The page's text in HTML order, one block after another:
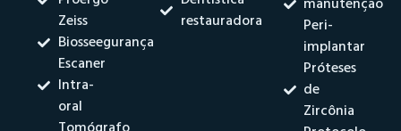
Zeiss
Biosseegurança
Escaner
Intra-
oral
restauradora
Peri-
implantar
Próteses
de
Zircônia